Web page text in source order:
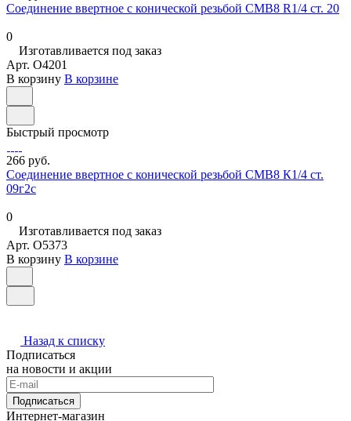
Соединение ввертное с конической резьбой СМВ8 R1/4 ст. 20
0
Изготавливается под заказ
Арт. O4201
В корзину В корзине
Быстрый просмотр
266 руб.
Соединение ввертное с конической резьбой СМВ8 К1/4 ст.
09г2с
0
Изготавливается под заказ
Арт. O5373
В корзину В корзине
Назад к списку
Подписаться
на новости и акции
Подписаться
Интернет-магазин